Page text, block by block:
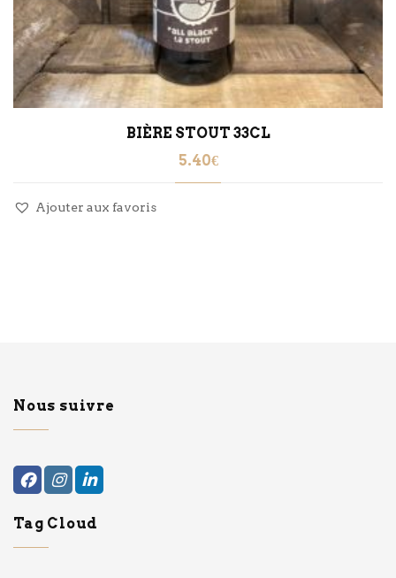
BIÈRE STOUT 33CL
5.40€
Ajouter aux favoris
Nous suivre
Tag Cloud